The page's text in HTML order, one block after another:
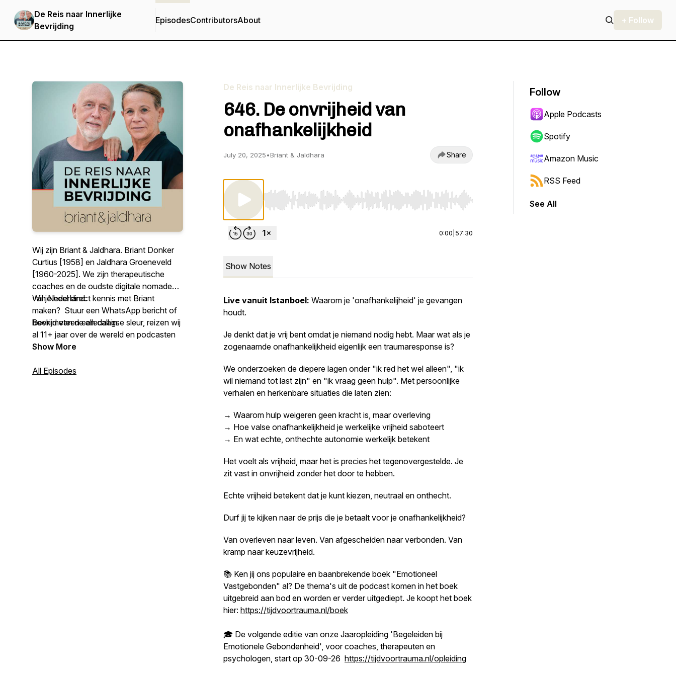
De Reis naar Innerlijke
Bevrijding
EpisodesContributorsAbout + Follow
Wij zijn Briant & Jaldhara. Briant Donker
Curtius [1958] en Jaldhara Groeneveld
[1960-2025]. We zijn therapeutische
coaches en de oudste digitale nomaden
van Nederland.
Bevrijd van de alledaagse sleur, reizen wij
al 11+ jaar over de wereld en podcasten
we wekelijks over precies dat wat jou
podcast ‘De reis naar Innerlijke Bevrijding’.
Wil je heel direct kennis met Briant
maken? Stuur een WhatsApp bericht of
boek meteen een call in.
Meer over ons werk weten:
Volg Briant op Instagram
Show More
All Episodes
De Reis naar Innerlijke Bevrijding
646. De onvrijheid van
onafhankelijkheid
July 20, 2025•Briant & Jaldhara Share
Use Left/Right to seek, Home/End to jump to start or end. Hold shift to jump forward or backward.
0:00 57:30
Show Notes
Live vanuit Istanboel: Waarom je 'onafhankelijheid' je gevangen
houdt.
Je denkt dat je vrij bent omdat je niemand nodig hebt. Maar wat als je
zogenaamde onafhankelijkheid eigenlijk een traumaresponse is?
We onderzoeken de diepere lagen onder "ik red het wel alleen", "ik
wil niemand tot last zijn" en "ik vraag geen hulp". Met persoonlijke
verhalen en herkenbare situaties die laten zien:
→ Waarom hulp weigeren geen kracht is, maar overleving
→ Hoe valse onafhankelijkheid je werkelijke vrijheid saboteert
→ En wat echte, onthechte autonomie werkelijk betekent
Het voelt als vrijheid, maar het is precies het tegenovergestelde. Je
zit vast in onvrijheid zonder het door te hebben.
Echte vrijheid betekent dat je kunt kiezen, neutraal en onthecht.
Durf jij te kijken naar de prijs die je betaalt voor je onafhankelijkheid?
Van overleven naar leven. Van afgescheiden naar verbonden. Van
kramp naar keuzevrijheid.
📚 Ken jij ons populaire en baanbrekende boek "Emotioneel
Vastgebonden" al? De thema's uit de podcast komen in het boek
uitgebreid aan bod en worden er verder uitgediept. Je koopt het boek
hier: https://tijdvoortrauma.nl/boek
🎓 De volgende editie van onze Jaaropleiding 'Begeleiden bij
Emotionele Gebondenheid', voor coaches, therapeuten en
psychologen, start op 30-09-26 https://tijdvoortrauma.nl/opleiding
Follow
Apple Podcasts
Spotify
Amazon Music
RSS Feed
See All